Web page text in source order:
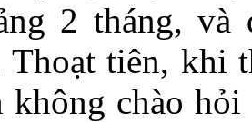
2 tháng, và
Thoạt tiên, khi
không chào